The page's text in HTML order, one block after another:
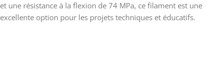
et une résistance à la flexion de 74 MPa, ce filament est une
excellente option pour les projets techniques et éducatifs.